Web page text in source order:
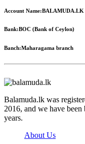
Account Name:BALAMUDA.LK
Bank:BOC (Bank of Ceylon)
Banch:Maharagama branch
Balamuda.lk was
2016, and we have
years.
About Us